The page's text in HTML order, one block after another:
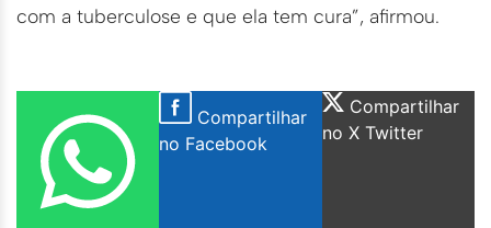
com a tuberculose e que ela tem cura”, afirmou.
Compartilhar
no Facebook
Compartilhar
no X Twitter